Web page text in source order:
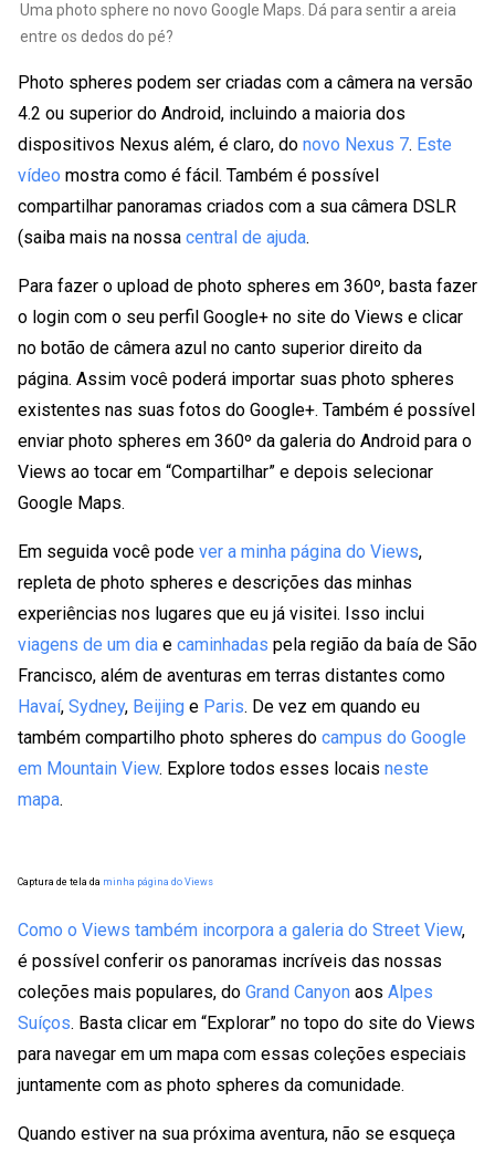
Uma photo sphere no novo Google Maps. Dá para sentir a areia
entre os dedos do pé?
Photo spheres podem ser criadas com a câmera na versão
4.2 ou superior do Android, incluindo a maioria dos
dispositivos Nexus além, é claro, do novo Nexus 7. Este
vídeo mostra como é fácil. Também é possível
compartilhar panoramas criados com a sua câmera DSLR
(saiba mais na nossa central de ajuda.
Para fazer o upload de photo spheres em 360º, basta fazer
o login com o seu perfil Google+ no site do Views e clicar
no botão de câmera azul no canto superior direito da
página. Assim você poderá importar suas photo spheres
existentes nas suas fotos do Google+. Também é possível
enviar photo spheres em 360º da galeria do Android para o
Views ao tocar em “Compartilhar” e depois selecionar
Google Maps.
Em seguida você pode ver a minha página do Views,
repleta de photo spheres e descrições das minhas
experiências nos lugares que eu já visitei. Isso inclui
viagens de um dia e caminhadas pela região da baía de São
Francisco, além de aventuras em terras distantes como
Havaí, Sydney, Beijing e Paris. De vez em quando eu
também compartilho photo spheres do campus do Google
em Mountain View. Explore todos esses locais neste
mapa.
Captura de tela da minha página do Views
Como o Views também incorpora a galeria do Street View,
é possível conferir os panoramas incríveis das nossas
coleções mais populares, do Grand Canyon aos Alpes
Suíços. Basta clicar em “Explorar” no topo do site do Views
para navegar em um mapa com essas coleções especiais
juntamente com as photo spheres da comunidade.
Quando estiver na sua próxima aventura, não se esqueça